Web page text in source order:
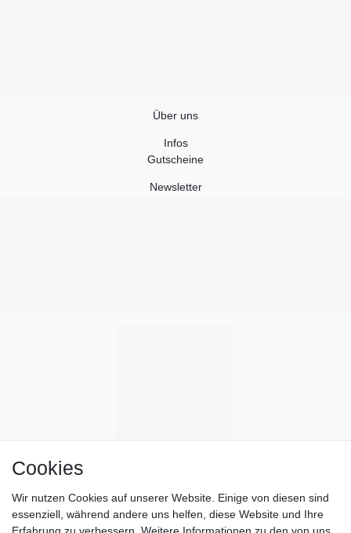
Über uns
Infos
Gutscheine
Newsletter
Cookies
Wir nutzen Cookies auf unserer Website. Einige von diesen sind
essenziell, während andere uns helfen, diese Website und Ihre